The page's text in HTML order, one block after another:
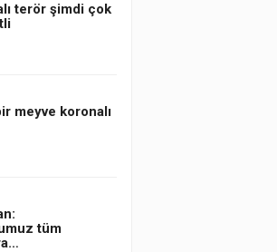
terör şimdi çok
meyve koronalı
tüm